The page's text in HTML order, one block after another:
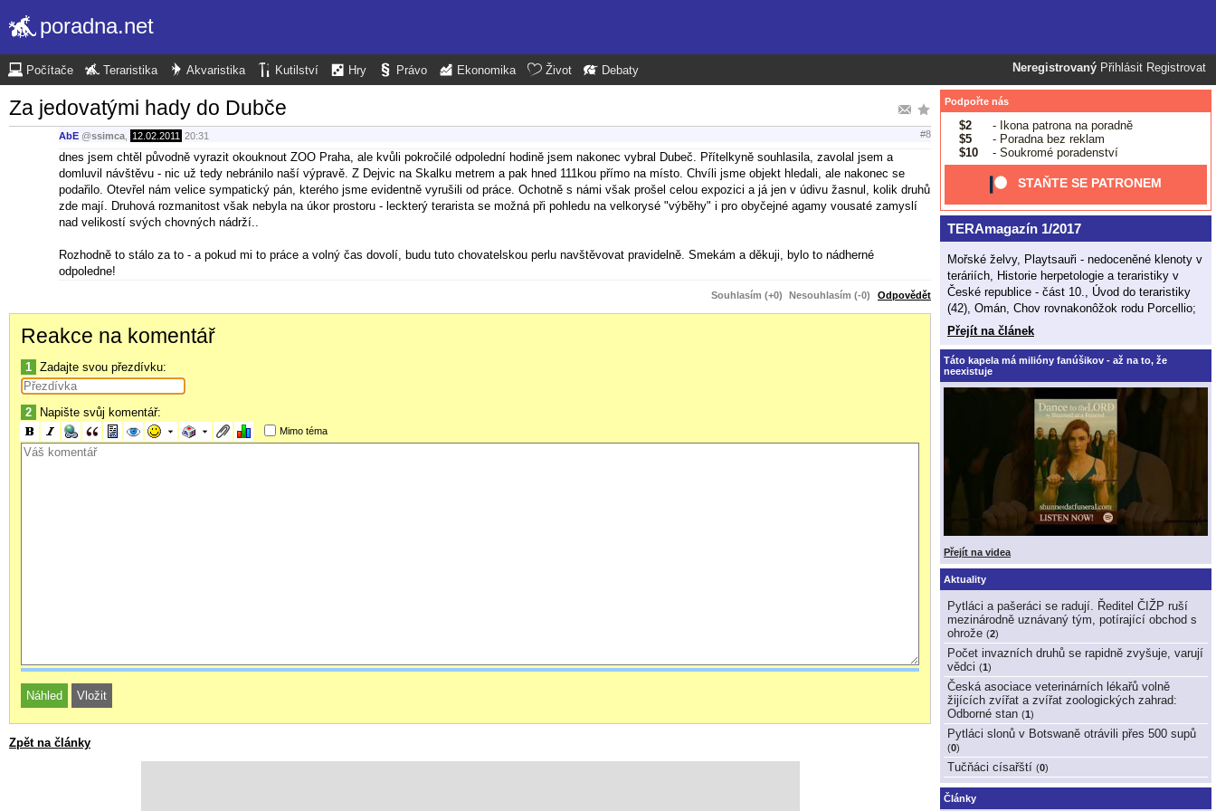
poradna.net
Neregistrovaný Přihlásit Registrovat
Počítače Teraristika Akvaristika Kutilství Hry Právo Ekonomika Život Debaty
Za jedovatými hady do Dubče
AbE @ssimca 12.02.2011 20:31 #8
dnes jsem chtěl původně vyrazit okouknout ZOO Praha, ale kvůli pokročilé odpolední hodině jsem nakonec vybral Dubeč. Přítelkyně souhlasila, zavolal jsem a
domluvil návštěvu - nic už tedy nebránilo naší výpravě. Z Dejvic na Skalku metrem a pak hned 111kou přímo na místo. Chvíli jsme objekt hledali, ale nakonec se
podařilo. Otevřel nám velice sympatický pán, kterého jsme evidentně vyrušili od práce. Ochotně s námi však prošel celou expozici a já jen v údivu žasnul, kolik druhů
zde mají. Druhová rozmanitost však nebyla na úkor prostoru - leckterý terarista se možná při pohledu na velkorysé "výběhy" i pro obyčejné agamy vousaté zamyslí
nad velikostí svých chovných nádrží..
Rozhodně to stálo za to - a pokud mi to práce a volný čas dovolí, budu tuto chovatelskou perlu navštěvovat pravidelně. Smekám a děkuji, bylo to nádherné
odpoledne!
Souhlasím (+0) Nesouhlasím (-0) Odpovědět
Reakce na komentář
1 Zadajte svou přezdívku:
2 Napište svůj komentář:
Mimo téma
Zpět na články
Podpořte nás
$2
- Ikona patrona na poradně
$5
- Poradna bez reklam
$10
- Soukromé poradenství
STAŇTE SE PATRONEM
TERAmagazín 1/2017
Mořské želvy, Playtsauři - nedoceněné klenoty v
teráriích, Historie herpetologie a teraristiky v
České republice - část 10., Úvod do teraristiky
(42), Omán, Chov rovnakonôžok rodu Porcellio;
Přejít na článek
Táto kapela má milióny fanúšikov - až na to, že
neexistuje
Přejít na videa
Aktuality
Pytláci a pašeráci se radují. Ředitel ČIŽP ruší
mezinárodně uznávaný tým, potírající obchod s
ohrože (2)
Počet invazních druhů se rapidně zvyšuje, varují
vědci (1)
Česká asociace veterinárních lékařů volně
žijících zvířat a zvířat zoologických zahrad:
Odborné stan (1)
Pytláci slonů v Botswaně otrávili přes 500 supů
(0)
Tučňáci císařští (0)
Články